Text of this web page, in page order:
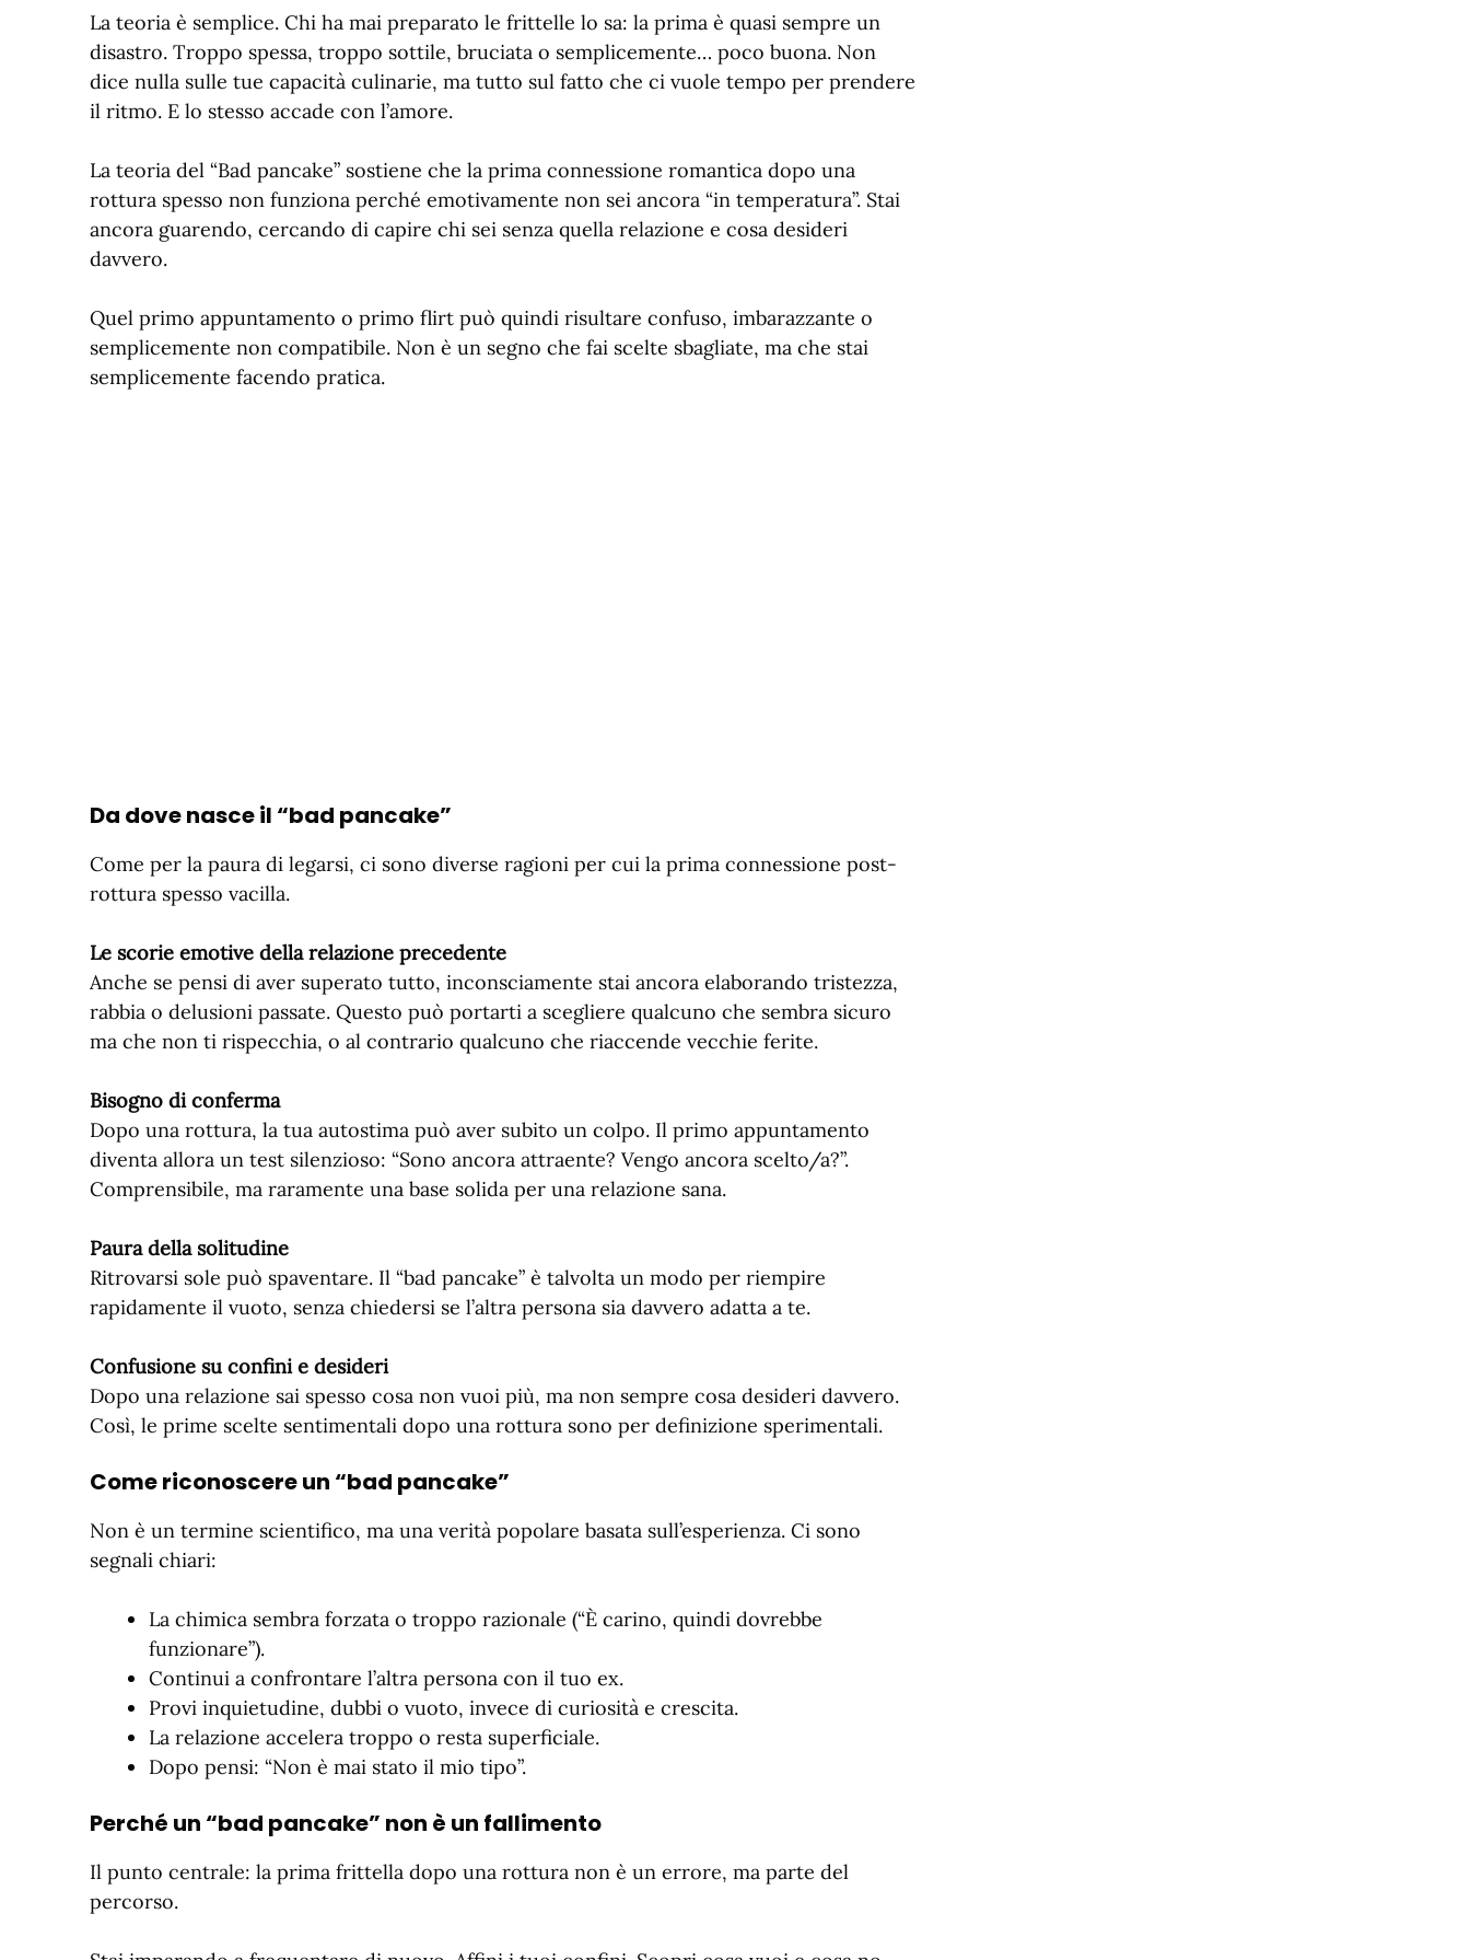
La teoria è semplice. Chi ha mai preparato le frittelle lo sa: la prima è quasi sempre un
disastro. Troppo spessa, troppo sottile, bruciata o semplicemente… poco buona. Non
dice nulla sulle tue capacità culinarie, ma tutto sul fatto che ci vuole tempo per prendere
il ritmo. E lo stesso accade con l’amore.
La teoria del “Bad pancake” sostiene che la prima connessione romantica dopo una
rottura spesso non funziona perché emotivamente non sei ancora “in temperatura”. Stai
ancora guarendo, cercando di capire chi sei senza quella relazione e cosa desideri
davvero.
Quel primo appuntamento o primo flirt può quindi risultare confuso, imbarazzante o
semplicemente non compatibile. Non è un segno che fai scelte sbagliate, ma che stai
semplicemente facendo pratica.
Da dove nasce il “bad pancake”
Come per la paura di legarsi, ci sono diverse ragioni per cui la prima connessione post-
rottura spesso vacilla.
Le scorie emotive della relazione precedente
Anche se pensi di aver superato tutto, inconsciamente stai ancora elaborando tristezza,
rabbia o delusioni passate. Questo può portarti a scegliere qualcuno che sembra sicuro
ma che non ti rispecchia, o al contrario qualcuno che riaccende vecchie ferite.
Bisogno di conferma
Dopo una rottura, la tua autostima può aver subito un colpo. Il primo appuntamento
diventa allora un test silenzioso: “Sono ancora attraente? Vengo ancora scelto/a?”.
Comprensibile, ma raramente una base solida per una relazione sana.
Paura della solitudine
Ritrovarsi sole può spaventare. Il “bad pancake” è talvolta un modo per riempire
rapidamente il vuoto, senza chiedersi se l’altra persona sia davvero adatta a te.
Confusione su confini e desideri
Dopo una relazione sai spesso cosa non vuoi più, ma non sempre cosa desideri davvero.
Così, le prime scelte sentimentali dopo una rottura sono per definizione sperimentali.
Come riconoscere un “bad pancake”
Non è un termine scientifico, ma una verità popolare basata sull’esperienza. Ci sono
segnali chiari:
La chimica sembra forzata o troppo razionale (“È carino, quindi dovrebbe
funzionare”).
Continui a confrontare l’altra persona con il tuo ex.
Provi inquietudine, dubbi o vuoto, invece di curiosità e crescita.
La relazione accelera troppo o resta superficiale.
Dopo pensi: “Non è mai stato il mio tipo”.
Perché un “bad pancake” non è un fallimento
Il punto centrale: la prima frittella dopo una rottura non è un errore, ma parte del
percorso.